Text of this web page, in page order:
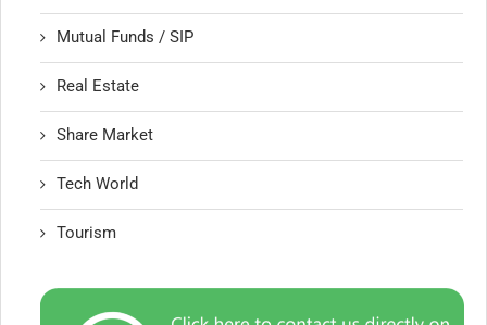
Mutual Funds / SIP
Real Estate
Share Market
Tech World
Tourism